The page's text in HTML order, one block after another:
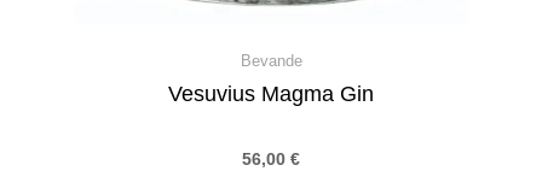
Bevande
Vesuvius Magma Gin
56,00 €